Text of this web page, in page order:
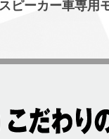
ピーカー車専用